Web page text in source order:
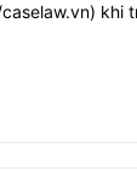
) khi